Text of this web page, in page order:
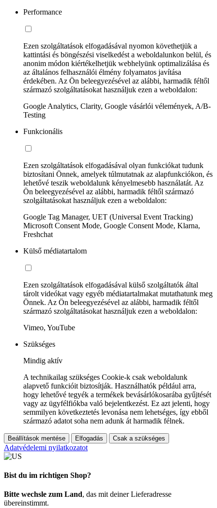
Performance
Ezen szolgáltatások elfogadásával nyomon követhetjük a
kattintási és böngészési viselkedést a weboldalunkon belül, és
anonim módon kiértékelhetjük webhelyünk optimalizálása és
az általános felhasználói élmény folyamatos javítása
érdekében. Az Ön beleegyezésével az alábbi, harmadik féltől
származó szolgáltatásokat használjuk ezen a weboldalon:
Google Analytics, Clarity, Google vásárlói vélemények, A/B-
Testing
Funkcionális
Ezen szolgáltatások elfogadásával olyan funkciókat tudunk
biztosítani Önnek, amelyek túlmutatnak az alapfunkciókon, és
lehetővé teszik weboldalunk kényelmesebb használatát. Az
Ön beleegyezésével az alábbi, harmadik féltől származó
szolgáltatásokat használjuk ezen a weboldalon:
Google Tag Manager, UET (Universal Event Tracking)
Microsoft Consent Mode, Google Consent Mode, Klarna,
Freshchat
Külső médiatartalom
Ezen szolgáltatások elfogadásával külső szolgáltatók által
tárolt videókat vagy egyéb médiatartalmakat mutathatunk meg
Önnek. Az Ön beleegyezésével az alábbi, harmadik féltől
származó szolgáltatásokat használjuk ezen a weboldalon:
Vimeo, YouTube
Szükséges
Mindig aktív
A technikailag szükséges Cookie-k csak weboldalunk
alapvető funkcióit biztosítják. Használhatók például arra,
hogy lehetővé tegyék a termékek bevásárlókosarába gyűjtését
vagy az ügyfélfiókba való bejelentkezést. Ez azt jelenti, hogy
semmilyen következtetés levonása nem lehetséges, így ebből
származó adatot soha nem adunk át harmadik félnek.
Beállítások mentése Elfogadás Csak a szükséges
Adatvédelemi nyilatkozatot
Bist du im richtigen Shop?
Bitte wechsle zum Land, das mit deiner Lieferadresse
übereinstimmt.